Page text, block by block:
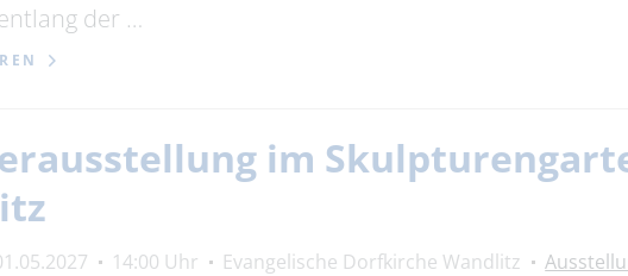
der …
im
14:00 Uhr Evangelische Dorfkirche Wandlitz